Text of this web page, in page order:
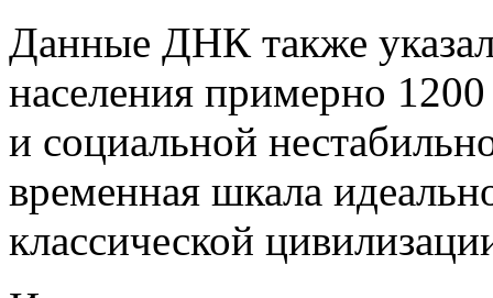
Данные ДНК также
населения примерно 1200
и социальной
временная шкала
классической